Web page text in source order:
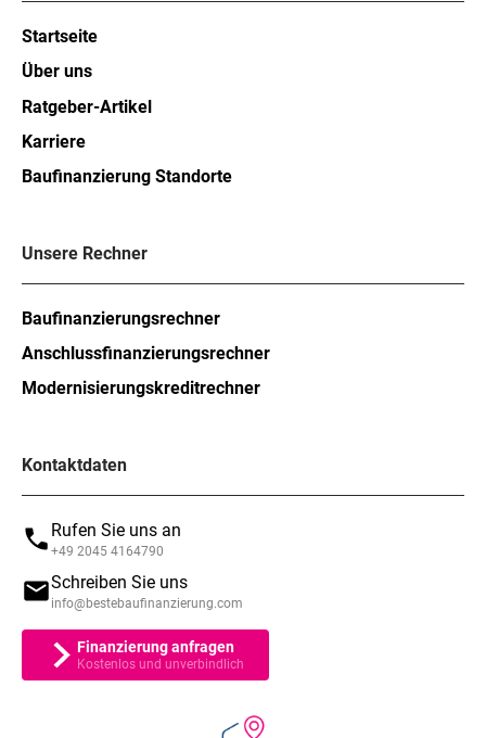
Startseite
Über uns
Ratgeber-Artikel
Karriere
Baufinanzierung Standorte
Unsere Rechner
Baufinanzierungsrechner
Anschlussfinanzierungsrechner
Modernisierungskreditrechner
Kontaktdaten
Rufen Sie uns an
+49 2045 4164790
Schreiben Sie uns
info@bestebaufinanzierung.com
Finanzierung anfragen
Kostenlos und unverbindlich